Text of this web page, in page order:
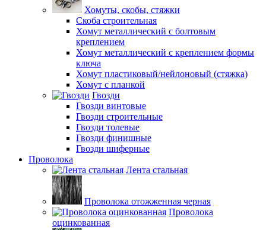
Хомуты, скобы, стяжки
Скоба строительная
Хомут металлический с болтовым
креплением
Хомут металлический с креплением формы
ключа
Хомут пластиковый/нейлоновый (стяжка)
Хомут с планкой
Гвозди
Гвозди винтовые
Гвозди строительные
Гвозди толевые
Гвозди финишные
Гвозди шиферные
Проволока
Лента стальная
Проволока отожженная черная
Проволока
оцинкованная